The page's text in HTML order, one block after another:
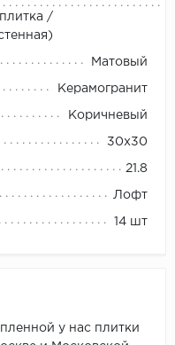
/
Матовый
Керамогранит
Коричневый
30x30
21.8
Лофт
14 шт
у нас плитки